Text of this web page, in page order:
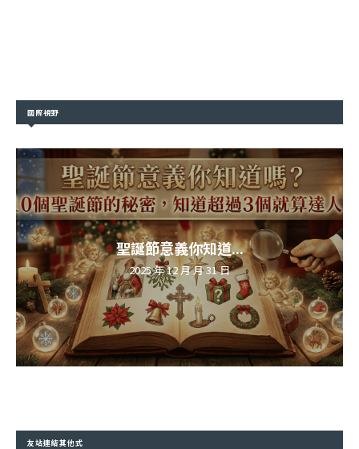
國際視野
聖誕節意義你知道...
2025 年 12 月 月 31 日
友站連結其他式